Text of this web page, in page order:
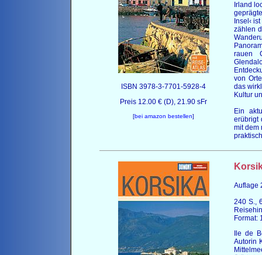
ISBN 3978-3-7701-5928-4
Preis 12.00 € (D), 21.90 sFr
[bei amazon bestellen]
Irland
Insel‹
zählen
rauen
von
das
Kultur
Ein
erübrigt
mit dem
Auflage
240 S.,
Format:
Ile de
Autorin